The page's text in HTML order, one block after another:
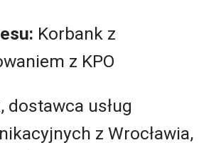
Korbank z
z KPO
dostawca usług
z Wrocławia,